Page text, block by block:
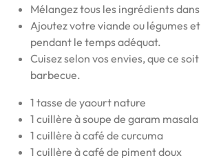
Mélangez tous les ingrédients dans
Ajoutez votre viande ou légumes
pendant le temps adéquat.
Cuisez selon vos envies, que ce
barbecue.
1 tasse de yaourt nature
1 cuillère à soupe de garam masala
1 cuillère à café de curcuma
1 cuillère à café de piment doux